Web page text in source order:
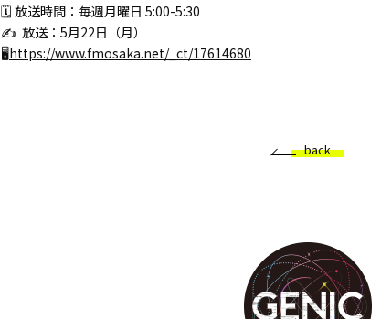
🗓 放送時間：毎週月曜日 5:00-5:30
✍ 放送：5月22日（月）
🖥https://www.fmosaka.net/_ct/17614680
back